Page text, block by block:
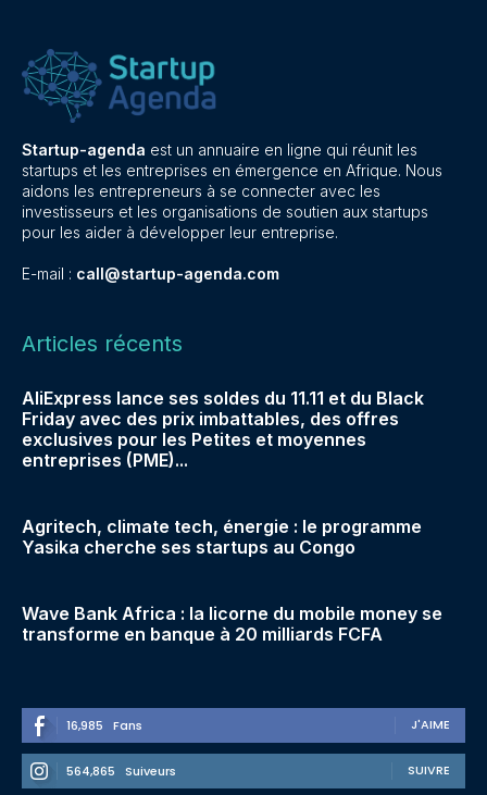
Startup-agenda est un annuaire en ligne qui réunit les
startups et les entreprises en émergence en Afrique. Nous
aidons les entrepreneurs à se connecter avec les
investisseurs et les organisations de soutien aux startups
pour les aider à développer leur entreprise.
E-mail : call@startup-agenda.com
Articles récents
AliExpress lance ses soldes du 11.11 et du Black
Friday avec des prix imbattables, des offres
exclusives pour les Petites et moyennes
entreprises (PME)...
Agritech, climate tech, énergie : le programme
Yasika cherche ses startups au Congo
Wave Bank Africa : la licorne du mobile money se
transforme en banque à 20 milliards FCFA
16,985 Fans J'AIME
564,865 Suiveurs SUIVRE